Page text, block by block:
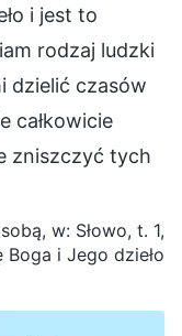
i jest to
rodzaj ludzki
dzielić czasów
całkowicie
zniszczyć tych
w: Słowo, t. 1,
Boga i Jego dzieło